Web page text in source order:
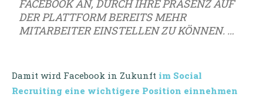
FACEBOOK AN, DURCH IHRE PRÄSENZ AUF
DER PLATTFORM BEREITS MEHR
MITARBEITER EINSTELLEN ZU KÖNNEN. …
Damit wird Facebook in Zukunft im Social
Recruiting eine wichtigere Position einnehmen